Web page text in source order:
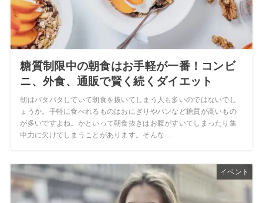
糖質制限中の朝食はお手軽が一番！コンビ
ニ、外食、通販で賢く続くダイエット
朝はバタバタしていて朝食を抜いてしまう人も多いのではないでし
ょうか。手軽に食べれるものはおにぎりやパンなど糖質が高いもの
が多いですよね。かといって朝食抜きはお腹がすいてしまったり集
中力に欠けてしまうことがあります。そんな...
イベント